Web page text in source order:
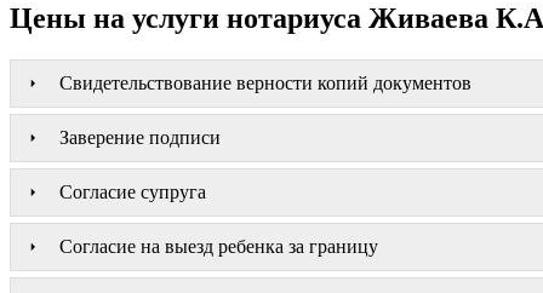
Цены на услуги нотариуса Живаева
Свидетельствование верности копий документов
Заверение подписи
Согласие супруга
Согласие на выезд ребенка за границу